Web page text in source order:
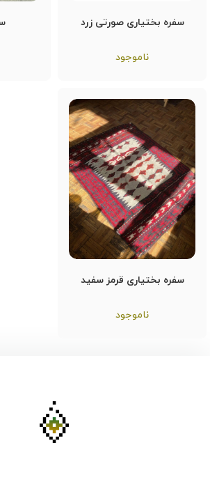
سفره بختیاری صورتی زرد
ناموجود
سفره بختیاری قرمز سفید
ناموجود